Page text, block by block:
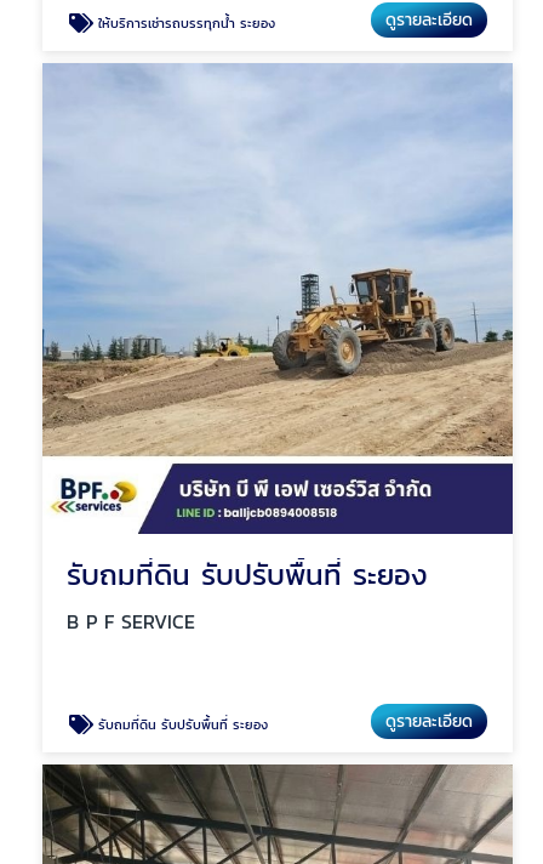
ให้บริการเช่ารถบรรทุกน้ำ ระยอง ดูรายละเอียด
รับถมที่ดิน รับปรับพื้นที่ ระยอง
B P F SERVICE
รับถมที่ดิน รับปรับพื้นที่ ระยอง ดูรายละเอียด